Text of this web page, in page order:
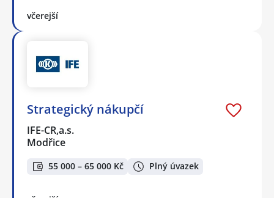
včerejší
Strategický nákupčí
IFE-CR,a.s.
Modřice
55 000 – 65 000 Kč Plný úvazek